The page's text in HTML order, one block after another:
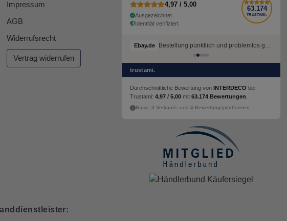
Impressum
AGB
Widerrufsrecht
Vertrag widerrufen
4,97 / 5,00
Ausgezeichnet
Identität verifiziert
63.174
TRUSTAMI.
Ebay.de Bestellung pünktlich und problemlos geliefert
trustami.
Durchschnittliche Bewertung von INTERDECO bei
Trustami: 4,97 / 5,00 mit 63.174 Bewertungen
Basis: 3 Verkaufs- und 4 Bewertungsplattformen